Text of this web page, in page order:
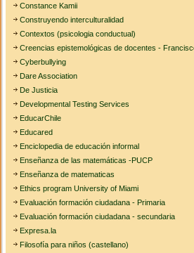
Constance Kamii
Construyendo interculturalidad
Contextos (psicologia conductual)
Creencias epistemológicas de docentes -
Cyberbullying
Dare Association
De Justicia
Developmental Testing Services
EducarChile
Educared
Enciclopedia de educación informal
Enseñanza de las matemáticas -PUCP
Enseñanza de matematicas
Ethics program University of Miami
Evaluación formación ciudadana - Primaria
Evaluación formación ciudadana - secundaria
Expresa.la
Filosofía para niños (castellano)